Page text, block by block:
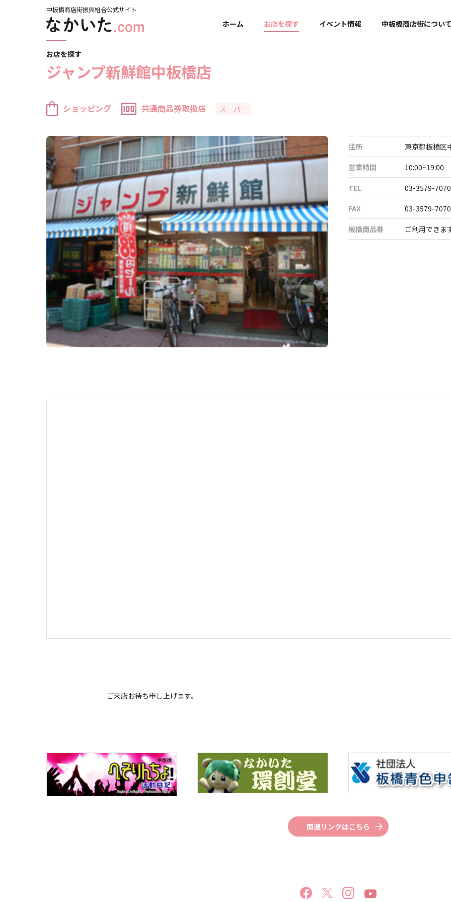
中板橋商店街振興組合公式サイト
ホーム お店を探す イベント情報 中板橋商店街につい
ホーム お店を探す
お店を探す
ジャンプ新鮮館中板橋店
ショッピング 共通商品券取扱店 スーパー
住所 東京都板橋区
営業時間 10:00~19:00
TEL 03-3579-7070
FAX 03-3579-7070
板橋商品券 ご利用できま
ご来店お待ち申し上げます。
関連リンクはこちら